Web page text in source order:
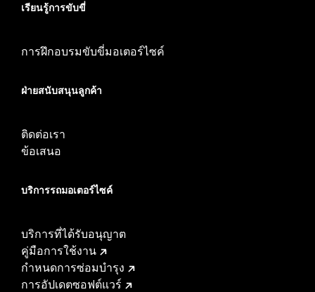
เรียนรู้การขับขี่
การฝึกอบรมขับขี่มอเตอร์ไซค์
ฝ่ายสนับสนุนลูกค้า
ติดต่อเรา
ข้อเสนอ
บริการรถมอเตอร์ไซค์​
บริการที่ได้รับอนุญาต
คู่มือการใช้งาน
กำหนดการซ่อมบำรุง
การอัปเดตซอฟต์แวร์